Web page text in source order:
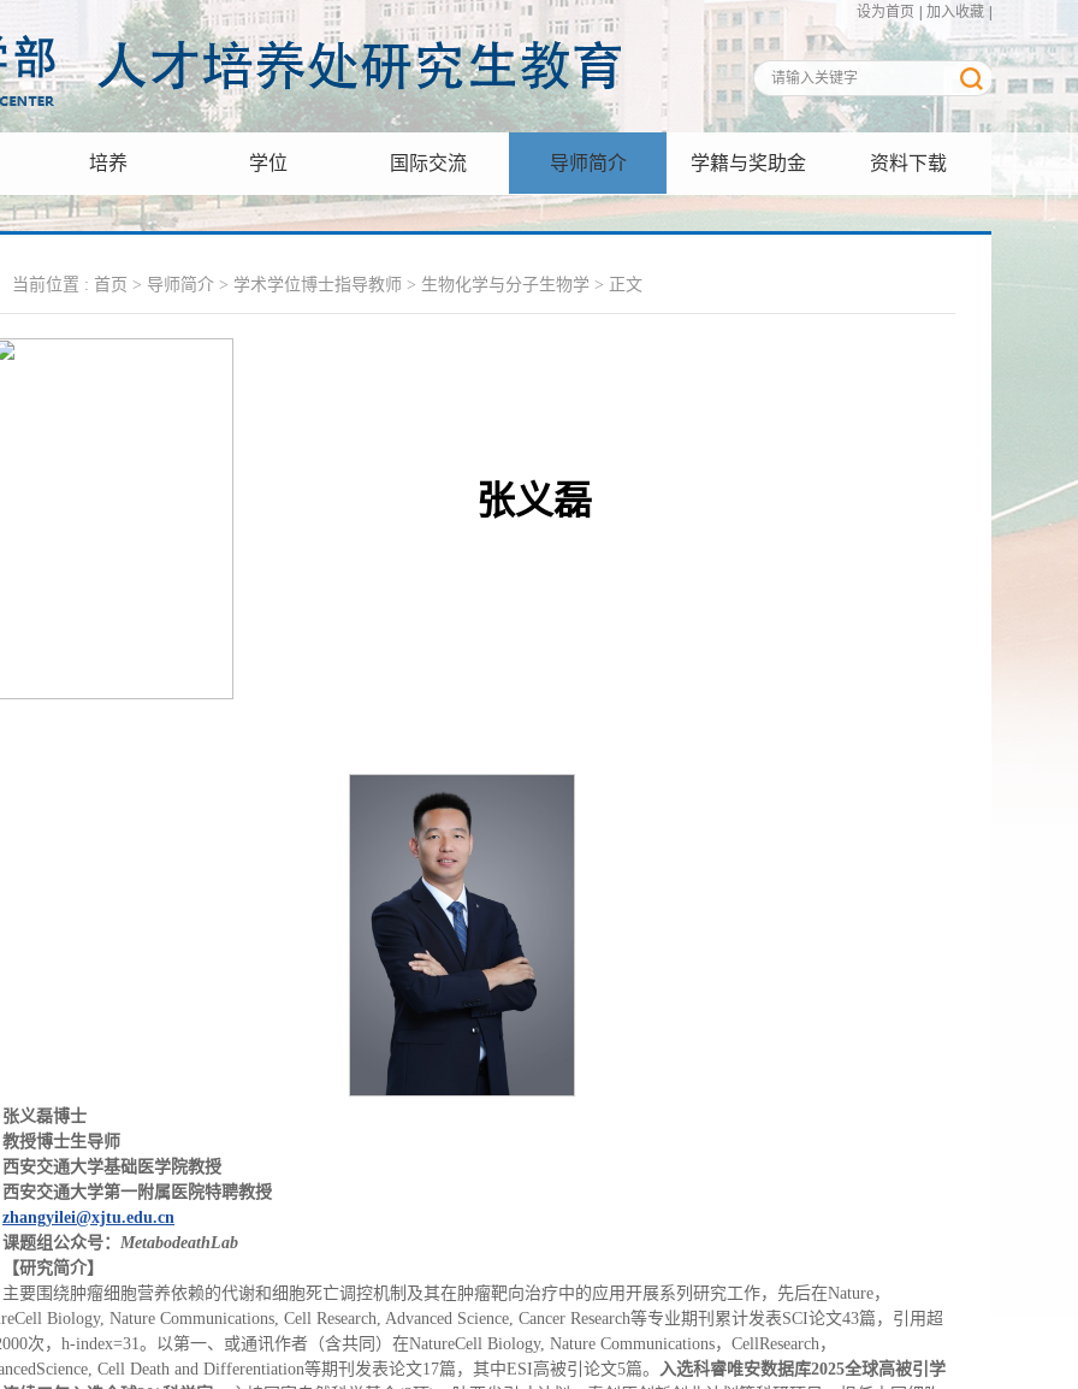
设为首页 加入收藏
培养 学位 国际交流 导师简介 学籍与奖助金 资料下载
当前位置 : 首页 > 导师简介 > 学术学位博士指导教师 > 生物化学与分子生物学 > 正文
张义磊
张义磊博士
教授博士生导师
西安交通大学基础医学院教授
西安交通大学第一附属医院特聘教授
zhangyilei@xjtu.edu.cn
课题组公众号： MetabodeathLab
【研究简介】
主要围绕肿瘤细胞营养依赖的代谢和细胞死亡调控机制及其在肿瘤靶向治疗中的应用开展系列研究工作，先后在Nature，
Biology, Nature Communications, Cell Research, Advanced Science, Cancer Research等专业期刊累计发表SCI论文43篇，引用超
次，h-index=31。以第一、或通讯作者（含共同）在NatureCell Biology, Nature Communications，CellResearch，
Cell Death and Differentiation等期刊发表论文17篇，其中ESI高被引论文5篇。 入选科睿唯安数据库2025全球高被引学